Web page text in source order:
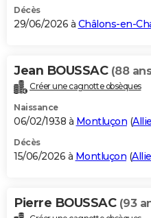
BONS PLANS
Carte de Noël
Carte Bonne année
Carte Saint-Valentin
Carte Pâques
Carte d'anniversaire
DICTIONNAIRE
Dictionnaire
Biographies
Citations
Expressions
Proverbes
PROGRAMME TV
S'inscrire
Se connecter
Lycées
Collèges
Primaires
Universités
Entreprises
Service militaire
Avis de recherche
AVIS DE DÉCÈS
Bricolage
Lifestyle
Culture
Sport
Auto
Television
Voyage
Cinema
Décès
29/06/2026 à Châlons-en-
Jean BOUSSAC (88
Créer une cagnotte obsèques
Naissance
06/02/1938 à Montluçon (
Décès
15/06/2026 à Montluçon (
Pierre BOUSSAC (93